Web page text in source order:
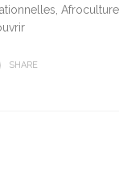
SHARE